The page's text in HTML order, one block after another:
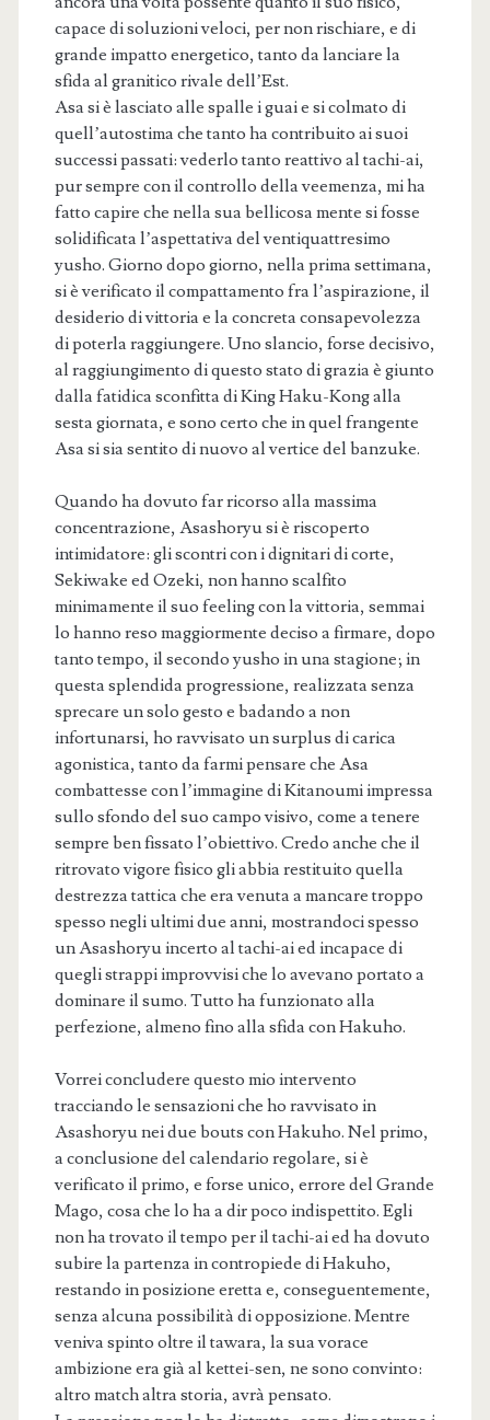
capace di soluzioni veloci, per non rischiare, e di
grande impatto energetico, tanto da lanciare la
sfida al granitico rivale dell’Est.
Asa si è lasciato alle spalle i guai e si colmato di
quell’autostima che tanto ha contribuito ai suoi
successi passati: vederlo tanto reattivo al tachi-ai,
pur sempre con il controllo della veemenza, mi ha
fatto capire che nella sua bellicosa mente si fosse
solidificata l’aspettativa del ventiquattresimo
yusho. Giorno dopo giorno, nella prima settimana,
si è verificato il compattamento fra l’aspirazione, il
desiderio di vittoria e la concreta consapevolezza
di poterla raggiungere. Uno slancio, forse decisivo,
al raggiungimento di questo stato di grazia è giunto
dalla fatidica sconfitta di King Haku-Kong alla
sesta giornata, e sono certo che in quel frangente
Asa si sia sentito di nuovo al vertice del banzuke.
Quando ha dovuto far ricorso alla massima
concentrazione, Asashoryu si è riscoperto
intimidatore: gli scontri con i dignitari di corte,
Sekiwake ed Ozeki, non hanno scalfito
minimamente il suo feeling con la vittoria, semmai
lo hanno reso maggiormente deciso a firmare, dopo
tanto tempo, il secondo yusho in una stagione; in
questa splendida progressione, realizzata senza
sprecare un solo gesto e badando a non
infortunarsi, ho ravvisato un surplus di carica
agonistica, tanto da farmi pensare che Asa
combattesse con l’immagine di Kitanoumi impressa
sullo sfondo del suo campo visivo, come a tenere
sempre ben fissato l’obiettivo. Credo anche che il
ritrovato vigore fisico gli abbia restituito quella
destrezza tattica che era venuta a mancare troppo
spesso negli ultimi due anni, mostrandoci spesso
un Asashoryu incerto al tachi-ai ed incapace di
quegli strappi improvvisi che lo avevano portato a
dominare il sumo. Tutto ha funzionato alla
perfezione, almeno fino alla sfida con Hakuho.
Vorrei concludere questo mio intervento
tracciando le sensazioni che ho ravvisato in
Asashoryu nei due bouts con Hakuho. Nel primo,
a conclusione del calendario regolare, si è
verificato il primo, e forse unico, errore del Grande
Mago, cosa che lo ha a dir poco indispettito. Egli
non ha trovato il tempo per il tachi-ai ed ha dovuto
subire la partenza in contropiede di Hakuho,
restando in posizione eretta e, conseguentemente,
senza alcuna possibilità di opposizione. Mentre
veniva spinto oltre il tawara, la sua vorace
ambizione era già al kettei-sen, ne sono convinto:
altro match altra storia, avrà pensato.